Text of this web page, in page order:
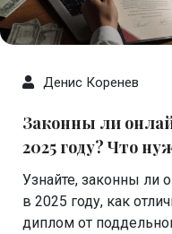
Денис Коренев
Законны ли
2025 году? Что
перед покупкой
Узнайте, законны ли
в 2025 году, как
диплом от